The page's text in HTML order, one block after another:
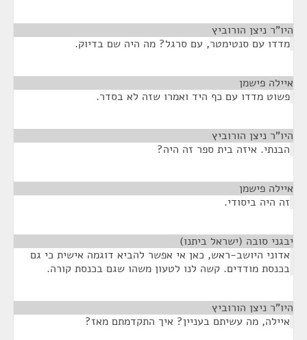
היו"ר ניצן הורוביץ
מדדו עם סנטימטר, עם סרגל? מה היה שם בדיוק.
איילה פישמן
פשוט מדדו עם כף היד ואמרו שזה לא בסדר.
היו"ר ניצן הורוביץ
הבנתי. איזה בית ספר זה היה?
איילה פישמן
זה היה ביסודי.
יבגני סובה (ישראל ביתנו)
אדוני היושב-ראש, כאן אי אפשר להביא דוגמה אישית כי גם
בכנסת מודדים. קשה לנו לטעון משהו שגם בכנסת קורה.
היו"ר ניצן הורוביץ
איילה, מה עשיתם בעניין? איך התקדמתם מאז?